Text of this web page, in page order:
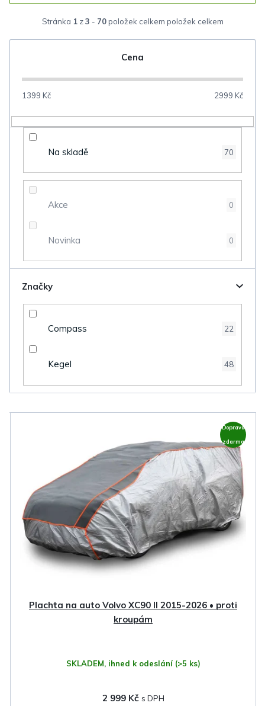
Stránka 1z3 - 70položek celkem
e
o
Cena
1399 Kč 2999 Kč
Na skladě 70
Akce 0
Novinka 0
Značky
Compass 22
Kegel 48
Doprava
zdarma
Plachta na auto Volvo XC90 II 2015-2026 • proti
kroupám
SKLADEM, ihned k odeslání (>5 ks)
2 999 Kč